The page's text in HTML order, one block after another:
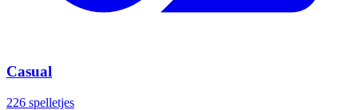
Casual
226 spelletjes